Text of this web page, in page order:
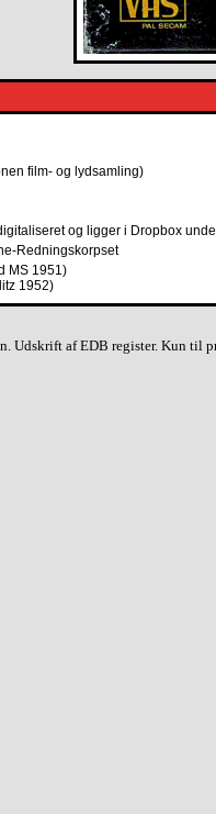
film- og lydsamling)
og ligger i Dropbox
Redningskorpset
MS 1951)
1952)
Udskrift af EDB register. Kun